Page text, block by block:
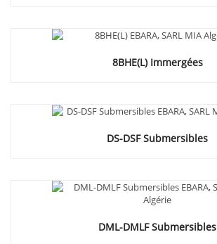
8BHE(L) Immergées
DS-DSF Submersibles
DML-DMLF Submersibles